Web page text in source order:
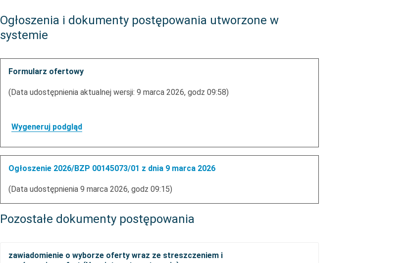
Ogłoszenia i dokumenty postępowania utworzone w
systemie
Formularz ofertowy
(Data udostępnienia aktualnej wersji: 9 marca 2026, godz 09:58)
Wygeneruj podgląd
Ogłoszenie 2026/BZP 00145073/01 z dnia 9 marca 2026
(Data udostępnienia 9 marca 2026, godz 09:15)
Pozostałe dokumenty postępowania
zawiadomienie o wyborze oferty wraz ze streszczeniem i